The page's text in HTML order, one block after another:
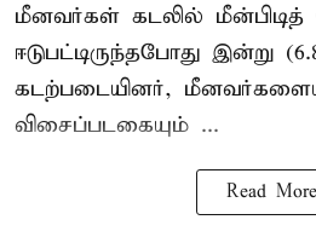
மீனவர்கள் கடலில் மீன்பிடித்
ஈடுபட்டிருந்தபோது இன்று
கடற்படையினர்,
விசைப்படகையும் ...
Read More